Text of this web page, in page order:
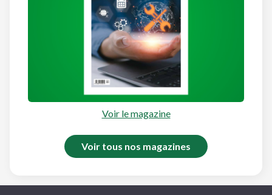
Voir le magazine
Voir tous nos magazines